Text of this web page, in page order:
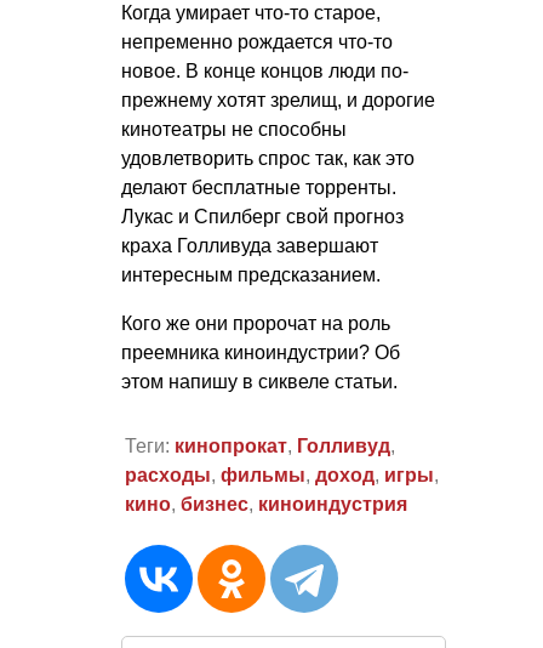
Когда умирает что-то старое,
непременно рождается что-то
новое. В конце концов люди по-
прежнему хотят зрелищ, и дорогие
кинотеатры не способны
удовлетворить спрос так, как это
делают бесплатные торренты.
Лукас и Спилберг свой прогноз
краха Голливуда завершают
интересным предсказанием.
Кого же они пророчат на роль
преемника киноиндустрии? Об
этом напишу в сиквеле статьи.
Теги: кинопрокат, Голливуд,
расходы, фильмы, доход, игры,
кино, бизнес, киноиндустрия